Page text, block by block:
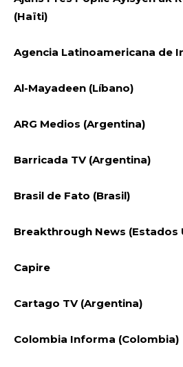
(Haïti)
Agencia Latinoamericana de
Al-Mayadeen (Líbano)
ARG Medios (Argentina)
Barricada TV (Argentina)
Brasil de Fato (Brasil)
Breakthrough News (Estados
Capire
Cartago TV (Argentina)
Colombia Informa (Colombia)